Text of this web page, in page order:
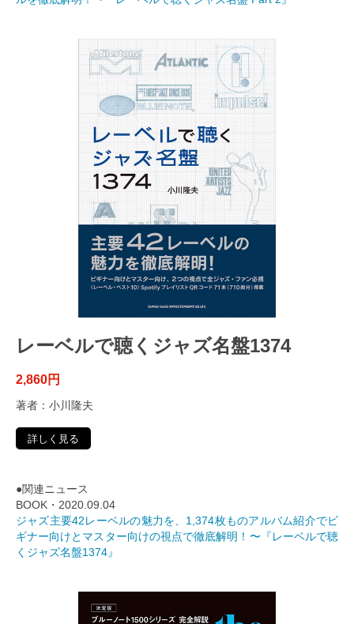
レーベルで聴くジャズ名盤1374
2,860円
著者：小川隆夫
詳しく見る
●関連ニュース
BOOK・2020.09.04
ジャズ主要42レーベルの魅力を、1,374枚ものアルバム紹介でビ
ギナー向けとマスター向けの視点で徹底解明！〜『レーベルで聴
くジャズ名盤1374』